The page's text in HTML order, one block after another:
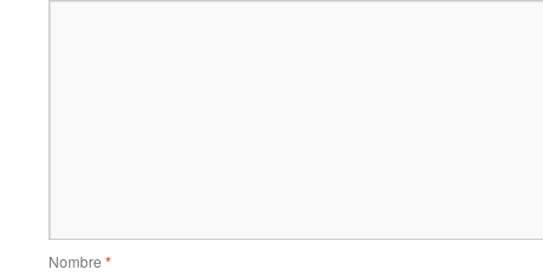
Nombre *